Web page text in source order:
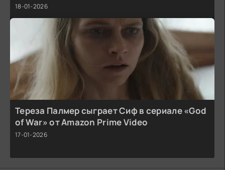
18-01-2026
Тереза Палмер сыграет Сиф в сериале «God
of War» от Amazon Prime Video
17-01-2026